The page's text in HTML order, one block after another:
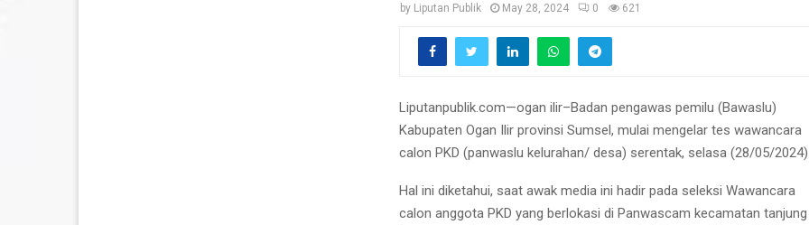
by Liputan Publik May 28, 2024 0 621
Liputanpublik.com—ogan ilir–Badan pengawas pemilu (Bawaslu)
Kabupaten Ogan Ilir provinsi Sumsel, mulai mengelar tes wawancara
calon PKD (panwaslu kelurahan/ desa) serentak, selasa (28/05/2024)
Hal ini diketahui, saat awak media ini hadir pada seleksi Wawancara
calon anggota PKD yang berlokasi di Panwascam kecamatan tanjung